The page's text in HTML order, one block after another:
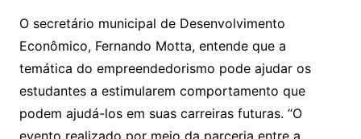
O secretário municipal de Desenvolvimento
Econômico, Fernando Motta, entende que a
temática do empreendedorismo pode ajudar os
estudantes a estimularem comportamento que
podem ajudá-los em suas carreiras futuras. “O
evento realizado por meio da parceria entre a